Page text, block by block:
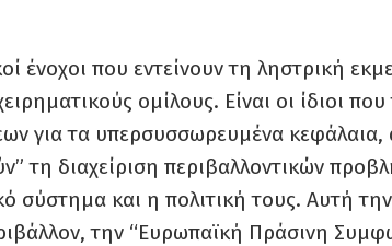
ένοχοι που εντείνουν τη ληστρική
ομίλους. Είναι οι ίδιοι
για τα υπερσυσσωρευμένα κεφάλαια,
τη διαχείριση περιβαλλοντικών
σύστημα και η πολιτική τους. Αυτή
την “Ευρωπαϊκή Πράσινη